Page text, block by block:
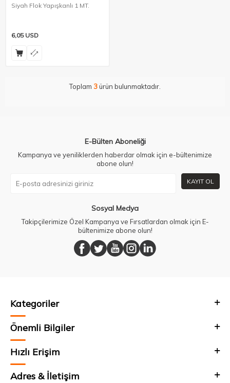
Siyah Flok Yapışkanlı 1 MT.
6,05USD
Toplam 3ürün bulunmaktadır.
E-Bülten Aboneliği
Kampanya ve yeniliklerden haberdar olmak için e-bültenimize
abone olun!
KAYIT OL
Sosyal Medya
Takipçilerimize Özel Kampanya ve Fırsatlardan olmak için E-
bültenimize abone olun!
Kategoriler
Önemli Bilgiler
Hızlı Erişim
Adres & İletişim